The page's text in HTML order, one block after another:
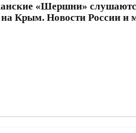
«Шершни»
Крым. Новости России и